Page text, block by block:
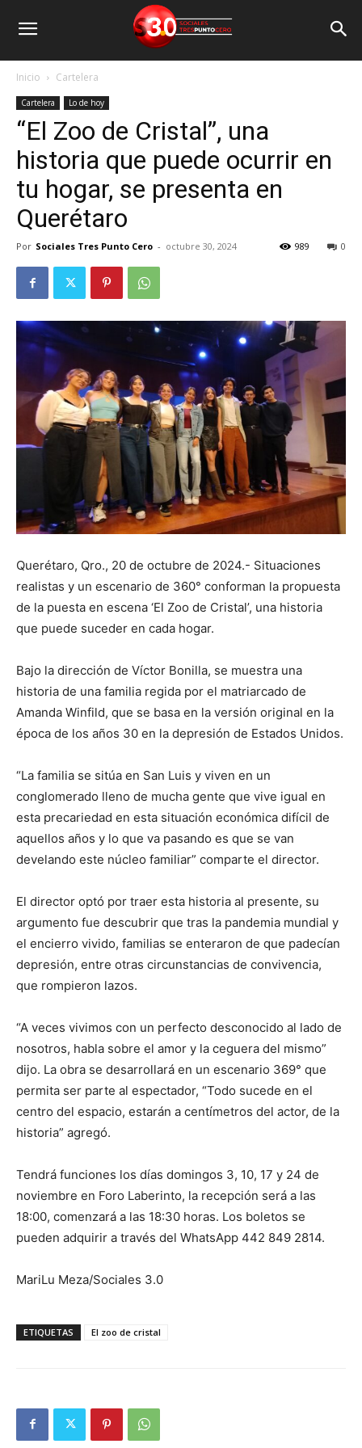
Inicio Cartelera
Cartelera Lo de hoy
“El Zoo de Cristal”, una
historia que puede ocurrir en
tu hogar, se presenta en
Querétaro
Por Sociales Tres Punto Cero - octubre 30, 2024 0
989
Querétaro, Qro., 20 de octubre de 2024.- Situaciones
realistas y un escenario de 360° conforman la propuesta
de la puesta en escena ‘El Zoo de Cristal’, una historia
que puede suceder en cada hogar.
Bajo la dirección de Víctor Bonilla, se muestra una
historia de una familia regida por el matriarcado de
Amanda Winfild, que se basa en la versión original en la
época de los años 30 en la depresión de Estados Unidos.
“La familia se sitúa en San Luis y viven en un
conglomerado lleno de mucha gente que vive igual en
esta precariedad en esta situación económica difícil de
aquellos años y lo que va pasando es que se van
develando este núcleo familiar” comparte el director.
El director optó por traer esta historia al presente, su
argumento fue descubrir que tras la pandemia mundial y
el encierro vivido, familias se enteraron de que padecían
depresión, entre otras circunstancias de convivencia,
que rompieron lazos.
“A veces vivimos con un perfecto desconocido al lado de
nosotros, habla sobre el amor y la ceguera del mismo”
dijo. La obra se desarrollará en un escenario 369° que
permita ser parte al espectador, “Todo sucede en el
centro del espacio, estarán a centímetros del actor, de la
historia” agregó.
Tendrá funciones los días domingos 3, 10, 17 y 24 de
noviembre en Foro Laberinto, la recepción será a las
18:00, comenzará a las 18:30 horas. Los boletos se
pueden adquirir a través del WhatsApp 442 849 2814.
MariLu Meza/Sociales 3.0
ETIQUETAS El zoo de cristal